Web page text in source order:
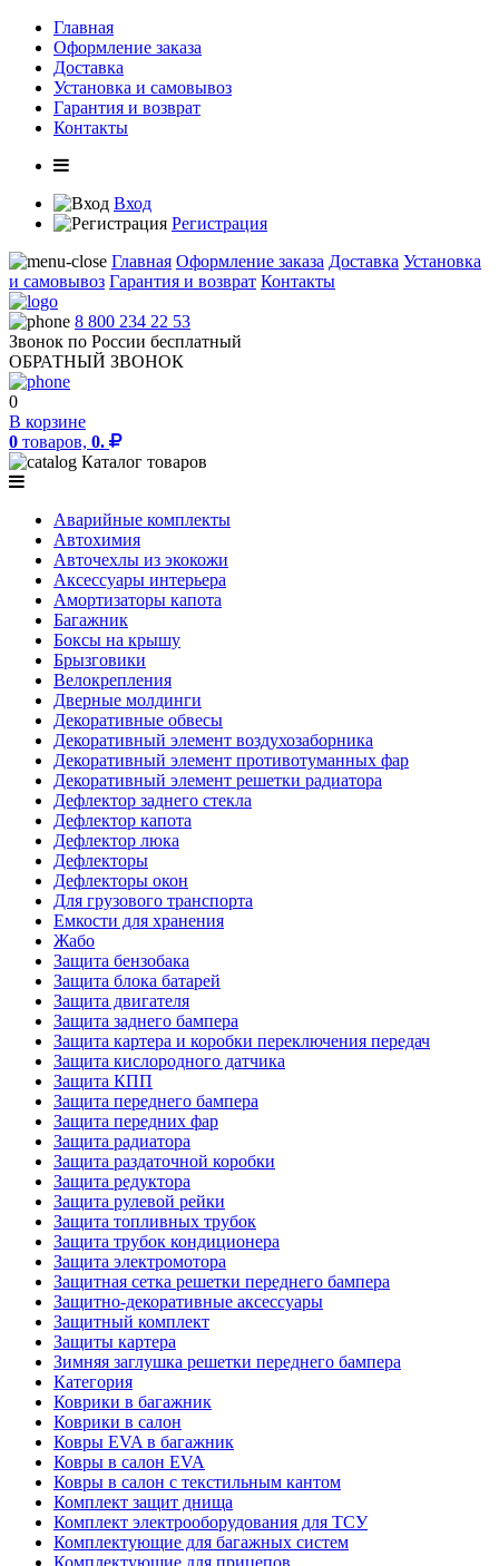
Главная
Оформление заказа
Доставка
Установка и самовывоз
Гарантия и возврат
Контакты
Вход
Регистрация
Главная Оформление заказа Доставка Установка
и самовывоз Гарантия и возврат Контакты
8 800 234 22 53
Звонок по России бесплатный
ОБРАТНЫЙ ЗВОНОК
0
В корзине
0 товаров, 0.
Каталог товаров
Аварийные комплекты
Автохимия
Авточехлы из экокожи
Аксессуары интерьера
Амортизаторы капота
Багажник
Боксы на крышу
Брызговики
Велокрепления
Дверные молдинги
Декоративные обвесы
Декоративный элемент воздухозаборника
Декоративный элемент противотуманных фар
Декоративный элемент решетки радиатора
Дефлектор заднего стекла
Дефлектор капота
Дефлектор люка
Дефлекторы
Дефлекторы окон
Для грузового транспорта
Емкости для хранения
Жабо
Защита бензобака
Защита блока батарей
Защита двигателя
Защита заднего бампера
Защита картера и коробки переключения передач
Защита кислородного датчика
Защита КПП
Защита переднего бампера
Защита передних фар
Защита радиатора
Защита раздаточной коробки
Защита редуктора
Защита рулевой рейки
Защита топливных трубок
Защита трубок кондиционера
Защита электромотора
Защитная сетка решетки переднего бампера
Защитно-декоративные аксессуары
Защитный комплект
Защиты картера
Зимняя заглушка решетки переднего бампера
Категория
Коврики в багажник
Коврики в салон
Ковры EVA в багажник
Ковры в салон EVA
Ковры в салон с текстильным кантом
Комплект защит днища
Комплект электрооборудования для ТСУ
Комплектующие для багажных систем
Комплектующие для прицепов